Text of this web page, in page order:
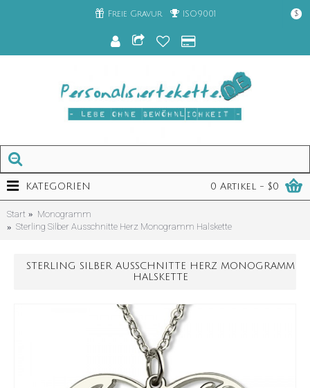
Freie Gravur ISO9001 $
0 Artikel - $0
KATEGORIEN
Start
Monogramm
Sterling Silber Ausschnitte Herz Monogramm Halskette
STERLING SILBER AUSSCHNITTE HERZ MONOGRAMM
HALSKETTE